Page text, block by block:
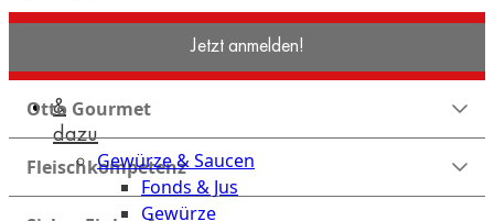
Neu
&
dazu
Gewürze & Saucen
Fonds & Jus
Gewürze
Jetzt anmelden!
Otto Gourmet
Fleischkompetenz